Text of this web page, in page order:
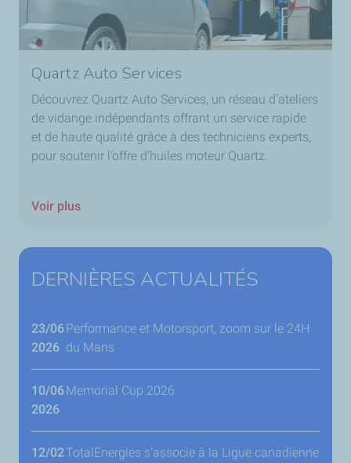
Quartz Auto Services
Découvrez Quartz Auto Services, un réseau d’ateliers
de vidange indépendants offrant un service rapide
et de haute qualité grâce à des techniciens experts,
pour soutenir l’offre d’huiles moteur Quartz.
Voir plus
DERNIÈRES ACTUALITÉS
23/06
2026
Performance et Motorsport, zoom sur le 24H
du Mans
10/06
2026
Memorial Cup 2026
12/02TotalEnergies s’associe à la Ligue canadienne